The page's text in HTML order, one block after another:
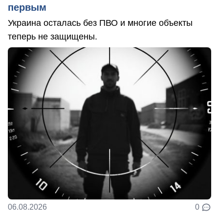
первым
Украина осталась без ПВО и многие объекты
теперь не защищены.
06.08.2026 0